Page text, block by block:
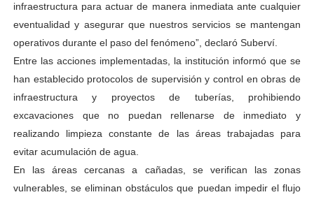
infraestructura para actuar de manera inmediata ante cualquier
eventualidad y asegurar que nuestros servicios se mantengan
operativos durante el paso del fenómeno”, declaró Suberví.
Entre las acciones implementadas, la institución informó que se
han establecido protocolos de supervisión y control en obras de
infraestructura y proyectos de tuberías, prohibiendo
excavaciones que no puedan rellenarse de inmediato y
realizando limpieza constante de las áreas trabajadas para
evitar acumulación de agua.
En las áreas cercanas a cañadas, se verifican las zonas
vulnerables, se eliminan obstáculos que puedan impedir el flujo